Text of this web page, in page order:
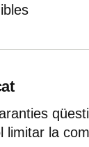
limitar la